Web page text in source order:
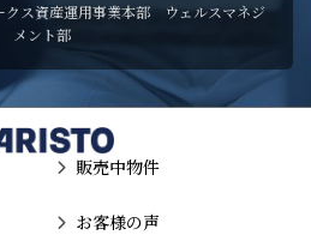
クス資産運用事業本部 ウェルスマネジ
メント部
販売中物件
お客様の声